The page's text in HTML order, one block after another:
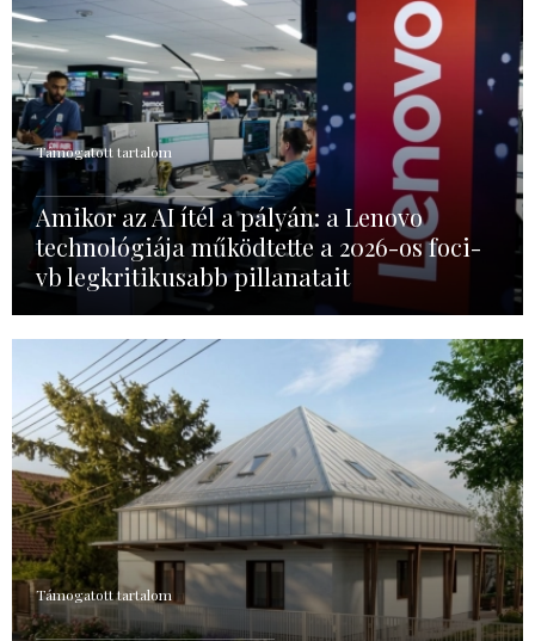
Támogatott tartalom
Amikor az AI ítél a pályán: a Lenovo
technológiája működtette a 2026-os foci-
vb legkritikusabb pillanatait
Támogatott tartalom